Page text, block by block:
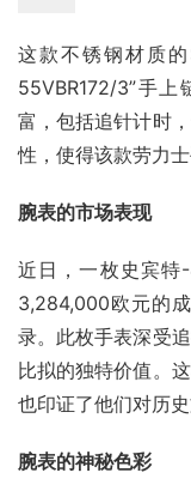
这款不锈钢材质
55VBR172/3”手
富，包括追针计时
性，使得该款劳力士
腕表的市场表现
近日，一枚史宾特
3,284,000欧元的
录。此枚手表深受
比拟的独特价值。
也印证了他们对历
腕表的神秘色彩